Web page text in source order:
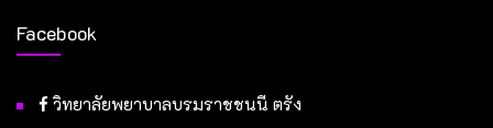
Facebook
วิทยาลัยพยาบาลบรมราชชนนี ตรัง